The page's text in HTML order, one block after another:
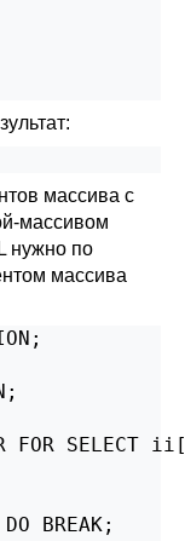
массива с
массивом
нужно по
массива
FOR
BREAK;